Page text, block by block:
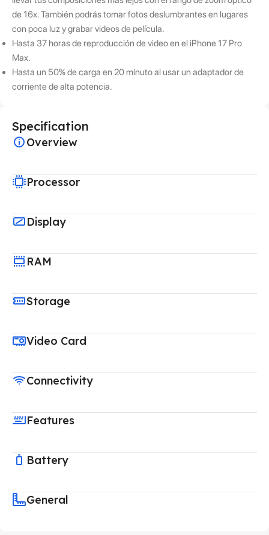
de 16x. También podrás tomar fotos deslumbrantes en lugares
con poca luz y grabar videos de película.
Hasta 37 horas de reproducción de video en el iPhone 17 Pro
Max.
Hasta un 50% de carga en 20 minuto al usar un adaptador de
corriente de alta potencia.
Specification
Overview
Processor
Display
RAM
Storage
Video Card
Connectivity
Features
Battery
General